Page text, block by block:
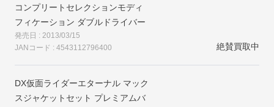
コンプリートセレクションモディ
フィケーション ダブルドライバー
発売日 : 2013/03/15
JANコード : 4543112796400
絶賛買取中
DX仮面ライダーエターナル マック
スジャケットセット プレミアムバ